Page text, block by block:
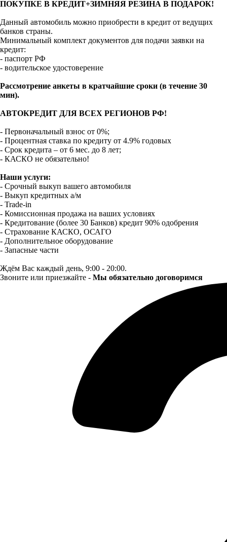
ПОКУПКЕ В КРЕДИТ+ЗИМНЯЯ РЕЗИНА В ПОДАРОК!
Данный автомобиль можно приобрести в кредит от ведущих
банков страны.
Минимальный комплект документов для подачи заявки на
кредит:
- паспорт РФ
- водительское удостоверение
Рассмотрение анкеты в кратчайшие сроки (в течение 30
мин).
АВТОКРЕДИТ ДЛЯ ВСЕХ РЕГИОНОВ РФ!
- Первоначальный взнос от 0%;
- Процентная ставка по кредиту от 4.9% годовых
- Срок кредита – от 6 мес. до 8 лет;
- КАСКО не обязательно!
Наши услуги:
- Срочный выкуп вашего автомобиля
- Выкуп кредитных а/м
- Trade-in
- Комиссионная продажа на ваших условиях
- Кредитование (более 30 Банков) кредит 90% одобрения
- Страхование КАСКО, ОСАГО
- Дополнительное оборудование
- Запасные части
Ждём Вас каждый день, 9:00 - 20:00.
Звоните или приезжайте - Мы обязательно договоримся